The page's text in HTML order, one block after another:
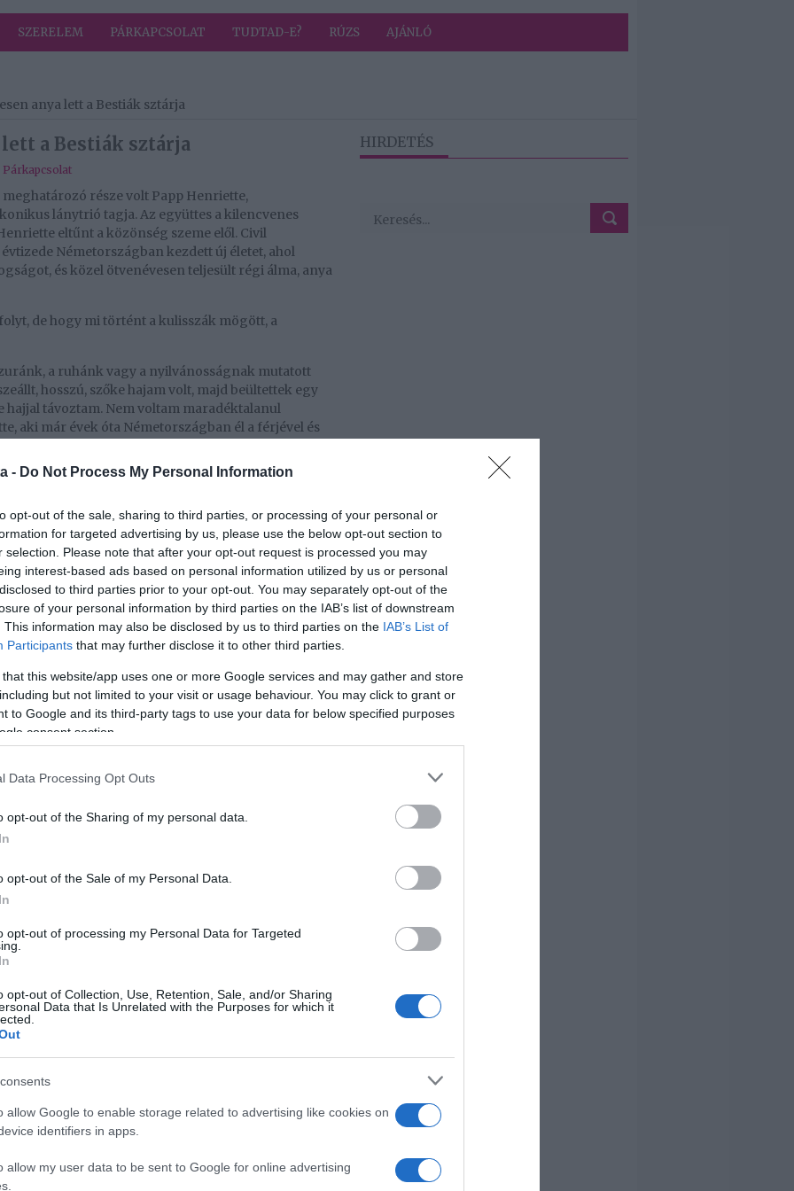
- Do Not Process My Personal Information
opt-out of the sale, sharing to third parties, or processing of your personal or
for targeted advertising by us, please use the below opt-out section to
selection. Please note that after your opt-out request is processed you may
interest-based ads based on personal information utilized by us or personal
to third parties prior to your opt-out. You may separately opt-out of the
of your personal information by third parties on the IAB’s list of downstream
This information may also be disclosed by us to third parties on the IAB’s List of
Participants that may further disclose it to other third parties.
that this website/app uses one or more Google services and may gather and store
but not limited to your visit or usage behaviour. You may click to grant or
to Google and its third-party tags to use your data for below specified purposes
consent section.
Data Processing Opt Outs
opt-out of the Sharing of my personal data.
opt-out of the Sale of my Personal Data.
opt-out of processing my Personal Data for Targeted
opt-out of Collection, Use, Retention, Sale, and/or Sharing
Data that Is Unrelated with the Purposes for which it
allow Google to enable storage related to advertising like cookies on
identifiers in apps.
allow my user data to be sent to Google for online advertising
SZERELEM PÁRKAPCSOLAT TUDTAD-E? RÚZS AJÁNLÓ
anya lett a Bestiák sztárja
lett a Bestiák sztárja
Párkapcsolat
része volt Papp Henriette,
lánytrió tagja. Az együttes a kilencvenes
eltűnt a közönség szeme elől. Civil
Németországban kezdett új életet, ahol
és közel ötvenévesen teljesült régi álma, anya
de hogy mi történt a kulisszák mögött, a
a ruhánk vagy a nyilvánosságnak mutatott
hosszú, szőke hajam volt, majd beültettek egy
távoztam. Nem voltam maradéktalanul
aki már évek óta Németországban él a férjével és
Moór Bernadett Bedhy és Somorjai Ilona Miss Bee
kellemetlen szituációval kellett szembesülniük;
előzenekara volt, a nézők azonban a srácokat
dobáltak felénk a nézőtérről. Kérdeztük a
színpadról, de nemet mondott. Innentől kezdve tíz
– idézte fel a „daliás időket” Henriette.
túl messze van című dalukkal és 1997-ben
országosan ismert sztárokká váltak.
körülöttem. Hirtelen óriásplakátokon láttam
mindenhol felismertek. Érdekes, hogy a
ebben az időben, mert a fiúkat jobban preferálták
az ellenkező nem.
ám 2002. január elsejével a lánytrió hivatalosan
a lányokat úgynevezett elmaradt haszon miatt,
sem volt oka.
és végül nekünk lett igazunk. Az eset után
egymáson. Ma már, ha eszembe jut, nem
megtapasztalása is kellett ahhoz, hogy ma
tánciskolát; tanítványai több díjat nyertek,
karriert futott be. Akkori házassága zátonyra
férjét, akivel közös fiuk, Matthias egy éve
házasságban élek, közös teherviselés mellett.
gyermekünk lehessen, mire végre a kisfiunk
közel ötvenévesen boldog és kiegyensúlyozott
a jelenlegi életemet – fogalmazott mosolyogva.
nosztalgikus kérdés: összeáll-e még valaha a
évek retró zenéi az aranykorukat élik. Henriette-
Több mint tíz éve megpróbálkoztunk a Bestiák
HIRDETÉS